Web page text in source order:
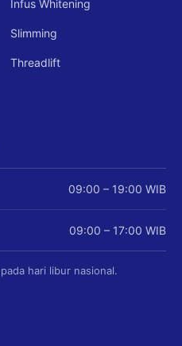
Infus Whitening
Slimming
Threadlift
09:00 – 19:00 WIB
09:00 – 17:00 WIB
hari libur nasional.